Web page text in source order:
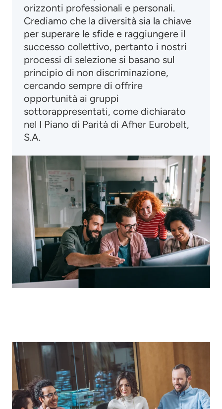
orizzonti professionali e personali.
Crediamo che la diversità sia la chiave
per superare le sfide e raggiungere il
successo collettivo, pertanto i nostri
processi di selezione si basano sul
principio di non discriminazione,
cercando sempre di offrire
opportunità ai gruppi
sottorappresentati, come dichiarato
nel I Piano di Parità di Afher Eurobelt,
S.A.